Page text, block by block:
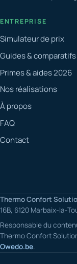
ENTREPRISE
Simulateur de prix
Guides & comparatifs
Primes & aides 2026
Nos réalisations
À propos
FAQ
Contact
Thermo Confort
16B, 6120 Marbaix-la-
Responsable du
Thermo Confort
Owedo.be.